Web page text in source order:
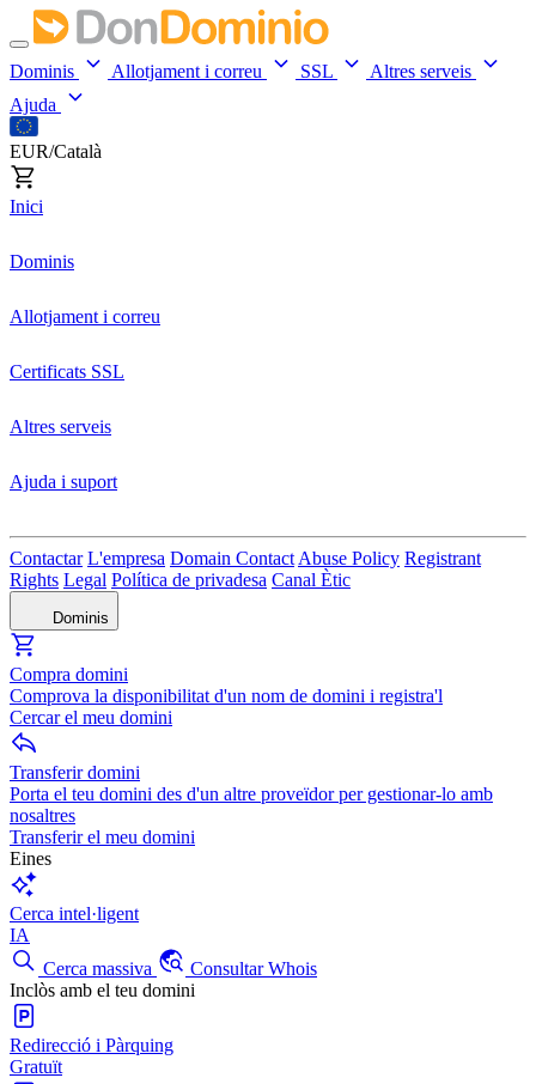
Dominis Allotjament i correu SSL
Altres serveis
Ajuda
EUR/Català
Inici
Dominis
Allotjament i correu
Certificats SSL
Altres serveis
Ajuda i suport
Contactar L'empresa Domain Contact Abuse Policy Registrant
Rights Legal Política de privadesa Canal Ètic
Dominis
Compra domini
Comprova la disponibilitat d'un nom de domini i registra'l
Cercar el meu domini
Transferir domini
Porta el teu domini des d'un altre proveïdor per gestionar-lo amb
nosaltres
Transferir el meu domini
Eines
Cerca intel·ligent
IA
Cerca massiva
Consultar Whois
Inclòs amb el teu domini
Redirecció i Pàrquing
Gratuït